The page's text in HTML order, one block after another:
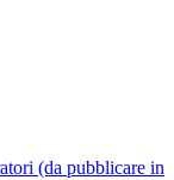
(da pubblicare in